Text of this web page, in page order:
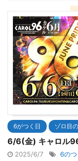
6がつく日 ゾロ目
6/6(金) キャロル
2025/6/7 6のつ